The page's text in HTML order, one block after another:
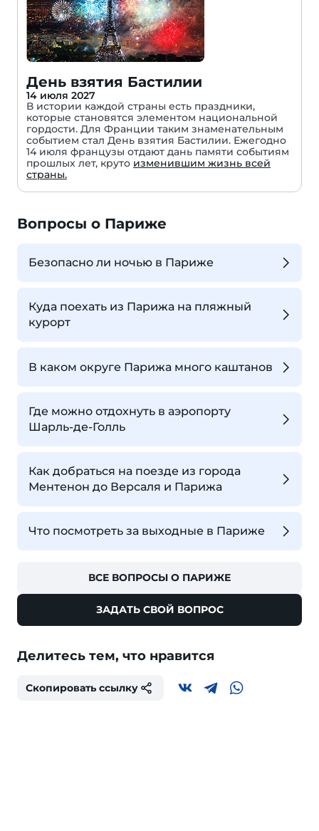
День взятия Бастилии
14 июля 2027
В истории каждой страны есть праздники,
которые становятся элементом национальной
гордости. Для Франции таким знаменательным
событием стал День взятия Бастилии. Ежегодно
14 июля французы отдают дань памяти событиям
прошлых лет, круто изменившим жизнь всей
страны.
Вопросы о Париже
Безопасно ли ночью в Париже
Куда поехать из Парижа на пляжный
курорт
В каком округе Парижа много каштанов
Где можно отдохнуть в аэропорту
Шарль-де-Голль
Как добраться на поезде из города
Ментенон до Версаля и Парижа
Что посмотреть за выходные в Париже
ВСЕ ВОПРОСЫ О ПАРИЖЕ
ЗАДАТЬ СВОЙ ВОПРОС
Делитесь тем, что нравится
Скопировать ссылку